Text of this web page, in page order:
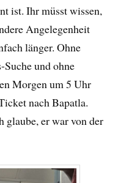
ist. Ihr müsst wissen,
Angelegenheit
länger. Ohne
und ohne
Morgen um 5 Uhr
nach Bapatla.
glaube, er war von der